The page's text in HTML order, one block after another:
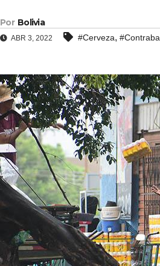
Por Bolivia
ABR 3, 2022 #Cerveza,